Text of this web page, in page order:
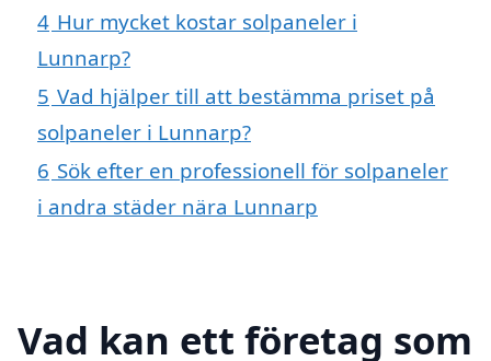
4 Hur mycket kostar solpaneler i
Lunnarp?
5 Vad hjälper till att bestämma priset på
solpaneler i Lunnarp?
6 Sök efter en professionell för solpaneler
i andra städer nära Lunnarp
Vad kan ett företag som